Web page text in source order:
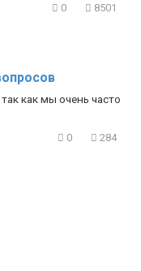
0 8501
как мы очень часто
0 284